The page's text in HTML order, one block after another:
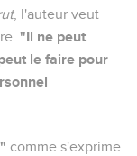
, l'auteur veut
"Il ne peut
le faire pour
comme s'exprime